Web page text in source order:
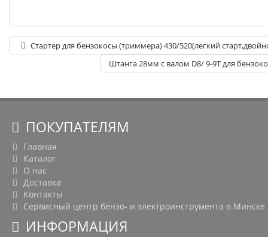
Стартер для бензокосы (триммера) 430/520(легкий
Штанга 28мм с валом D8/ 9-9T для
ПОКУПАТЕЛЯМ
Главная
Каталог
О нас
Доставка
Контакты
Сервисный центр бензо- и электроинструмента в Минске
ИНФОРМАЦИЯ